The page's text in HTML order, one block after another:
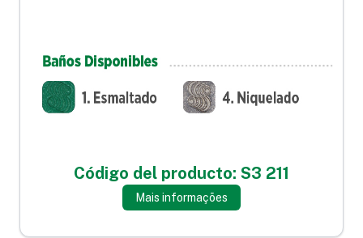
Código del producto: S3 211
Mais informações